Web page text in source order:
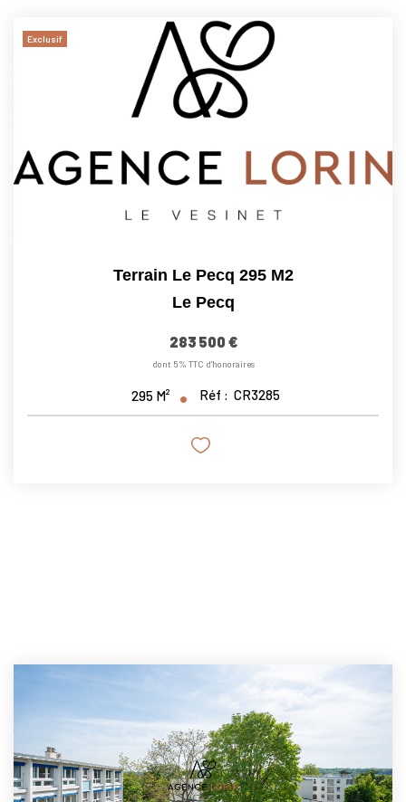
Exclusif
Terrain Le Pecq 295 M2
Le Pecq
283 500 €
dont 5% TTC d'honoraires
295 M² Réf : CR3285